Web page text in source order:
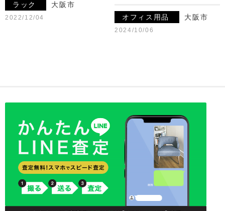
ラック 大阪市
2022/12/04 オフィス用品 大阪市
2024/10/06